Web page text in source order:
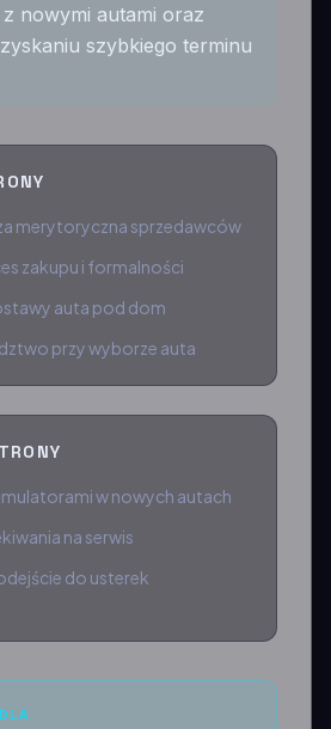
nowymi autami oraz
szybkiego terminu
merytoryczna sprzedawców
zakupu i formalności
auta pod dom
przy wyborze auta
w nowych autach
na serwis
do usterek